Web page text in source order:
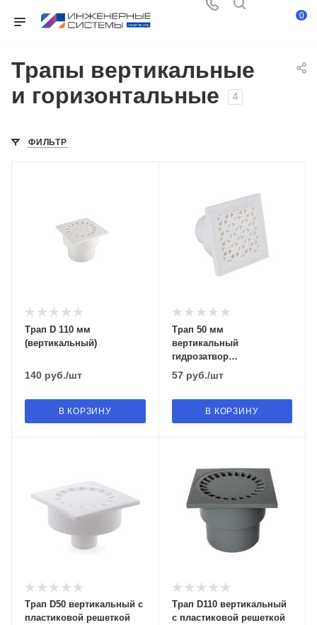
0
Трапы вертикальные
и горизонтальные
4
ФИЛЬТР
Трап D 110 мм
(вертикальный)
140 руб./шт
В КОРЗИНУ
Трап 50 мм
вертикальный
гидрозатвор
пласт.решетка 100х100 мм
57руб./шт
В КОРЗИНУ
Трап D50 вертикальный с
пластиковой решеткой
Трап D110 вертикальный
с пластиковой решеткой